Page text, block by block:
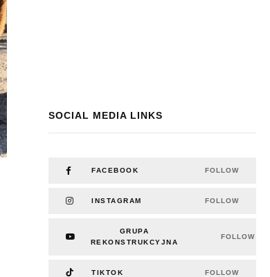
SOCIAL MEDIA LINKS
FACEBOOK FOLLOW
INSTAGRAM FOLLOW
GRUPA
REKONSTRUKCYJNA
FOLLOW
TIKTOK FOLLOW